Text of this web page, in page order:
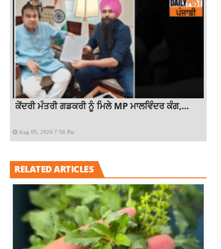
ਕੇਂਦਰੀ ਮੰਤਰੀ ਗਡਕਰੀ ਨੂੰ ਮਿਲੇ MP ਮਾਲਵਿੰਦਰ ਕੰਗ,...
Aug 05, 2026 7:56 Pm
RELATED ARTICLES